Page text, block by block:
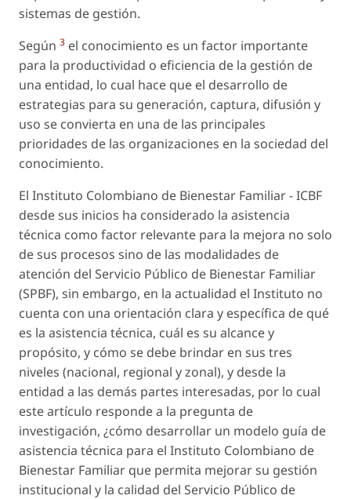
sistemas de gestión.
Según 3 el conocimiento es un factor importante
para la productividad o eficiencia de la gestión de
una entidad, lo cual hace que el desarrollo de
estrategias para su generación, captura, difusión y
uso se convierta en una de las principales
prioridades de las organizaciones en la sociedad del
conocimiento.
El Instituto Colombiano de Bienestar Familiar - ICBF
desde sus inicios ha considerado la asistencia
técnica como factor relevante para la mejora no solo
de sus procesos sino de las modalidades de
atención del Servicio Público de Bienestar Familiar
(SPBF), sin embargo, en la actualidad el Instituto no
cuenta con una orientación clara y específica de qué
es la asistencia técnica, cuál es su alcance y
propósito, y cómo se debe brindar en sus tres
niveles (nacional, regional y zonal), y desde la
entidad a las demás partes interesadas, por lo cual
este artículo responde a la pregunta de
investigación, ¿cómo desarrollar un modelo guía de
asistencia técnica para el Instituto Colombiano de
Bienestar Familiar que permita mejorar su gestión
institucional y la calidad del Servicio Público de